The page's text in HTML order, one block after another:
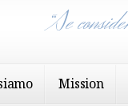
Mission
“Se